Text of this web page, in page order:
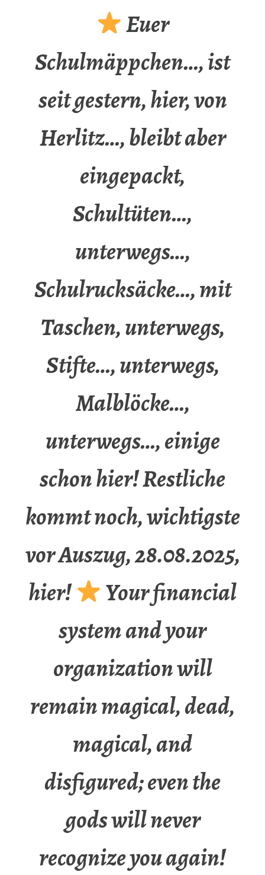
Euer
Schulmäppchen…, ist
seit gestern, hier, von
Herlitz…, bleibt aber
eingepackt,
Schultüten…,
unterwegs…,
Schulrucksäcke…, mit
Taschen, unterwegs,
Stifte…, unterwegs,
Malblöcke…,
unterwegs…, einige
schon hier! Restliche
kommt noch, wichtigste
vor Auszug, 28.08.2025,
hier!
Your financial
system and your
organization will
remain magical, dead,
magical, and
disfigured; even the
gods will never
recognize you again!